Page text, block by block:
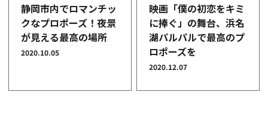
静岡市内でロマンチッ
クなプロポーズ！夜景
が見える最高の場所
2020.10.05
映画「僕の初恋をキミ
に捧ぐ」の舞台、浜名
湖パルパルで最高のプ
ロポーズを
2020.12.07